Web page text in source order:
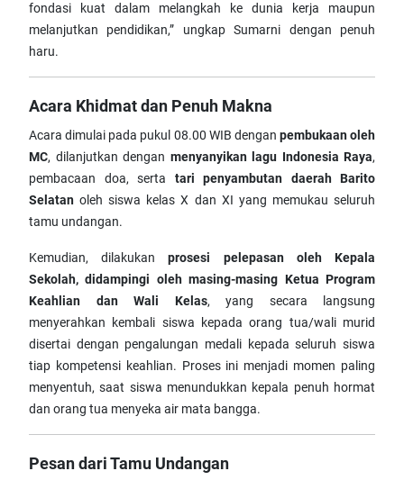
fondasi kuat dalam melangkah ke dunia kerja maupun
melanjutkan pendidikan,” ungkap Sumarni dengan penuh
haru.
Acara Khidmat dan Penuh Makna
Acara dimulai pada pukul 08.00 WIB dengan pembukaan oleh
MC, dilanjutkan dengan menyanyikan lagu Indonesia Raya,
pembacaan doa, serta tari penyambutan daerah Barito
Selatan oleh siswa kelas X dan XI yang memukau seluruh
tamu undangan.
Kemudian, dilakukanprosesi pelepasan oleh Kepala
Sekolah, didampingi oleh masing-masing Ketua Program
Keahlian dan Wali Kelas, yang secara langsung
menyerahkan kembali siswa kepada orang tua/wali murid
disertai dengan pengalungan medali kepada seluruh siswa
tiap kompetensi keahlian. Proses ini menjadi momen paling
menyentuh, saat siswa menundukkan kepala penuh hormat
dan orang tua menyeka air mata bangga.
Pesan dari Tamu Undangan